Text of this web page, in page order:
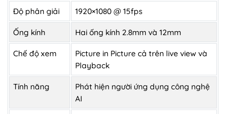
Độ phân giải 1920×1080 @ 15fps
Ống kính Hai ống kính 2.8mm và 12mm
Chế độ xem
Picture in Picture cả trên live view và
Playback
Tính năng
Phát hiện người ứng dụng công nghệ
AI